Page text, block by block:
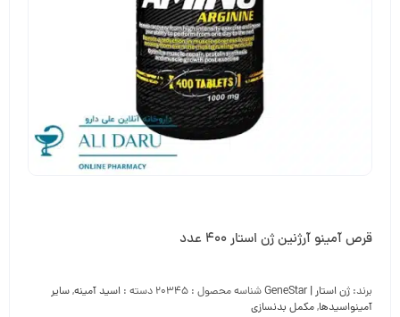
قرص آمینو آرژنین ژن استار 400 عدد
برند: ژن استار | GeneStar شناسه محصول : 20345 دسته : اسید آمینه,سایر
آمینواسیدها,مکمل بدنسازی